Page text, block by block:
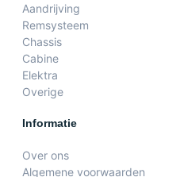
Aandrijving
Remsysteem
Chassis
Cabine
Elektra
Overige
Informatie
Over ons
Algemene voorwaarden